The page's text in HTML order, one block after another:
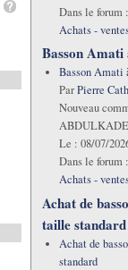
Dans le forum :
Achats -
Basson Amati
Basson Amati
ParPierre
Nouveau
Le : 08/07/
Dans le forum :
Achats -
Achat de
taille standard
Achat de
standard